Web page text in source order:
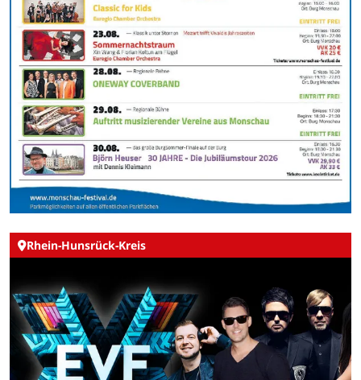
Rhein-Hunsrück-Kreis